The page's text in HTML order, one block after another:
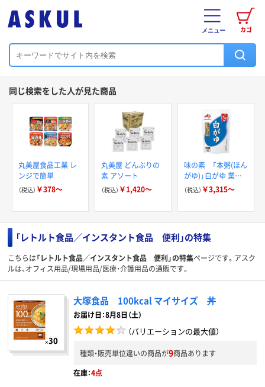
カゴ
メニュー
同じ検索をした人が見た商品
丸美屋食品工業 レ
ンジで簡単
（税込） ￥378～
丸美屋 どんぶりの
素 アソート
（税込） ￥1,420～
味の素 「本粥(ほん
がゆ)」白がゆ 業務
用
（税込） ￥3,315～
「レトルト食品／インスタント食品 便利」の特集
こちらは「レトルト食品／インスタント食品 便利」の特集ページです。アスク
ルは、オフィス用品/現場用品/医療・介護用品の通販です。
大塚食品 100kcal マイサイズ 丼
お届け日：8月8日（土）
（バリエーションの最大値）
種類・販売単位違いの商品が9商品あります
在庫：4点